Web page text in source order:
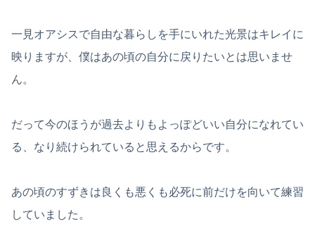
一見オアシスで自由な暮らしを手にいれた光景はキレイに
映りますが、僕はあの頃の自分に戻りたいとは思いませ
ん。
だって今のほうが過去よりもよっぽどいい自分になれてい
る、なり続けられていると思えるからです。
あの頃のすずきは良くも悪くも必死に前だけを向いて練習
していました。